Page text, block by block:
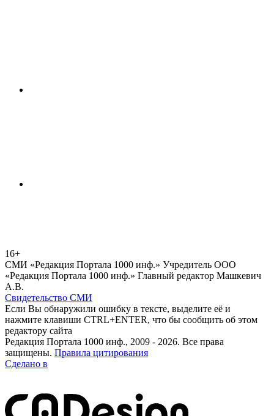
16+
СМИ «Редакция Портала 1000 инф.» Учредитель ООО
«Редакция Портала 1000 инф.» Главный редактор Машкевич
А.В.
Свидетельство СМИ
Если Вы обнаружили ошибку в тексте, выделите её и
нажмите клавиши CTRL+ENTER, что бы сообщить об этом
редактору сайта
Редакция Портала 1000 инф., 2009 - 2026. Все права
защищены. Правила цитирования
Сделано в